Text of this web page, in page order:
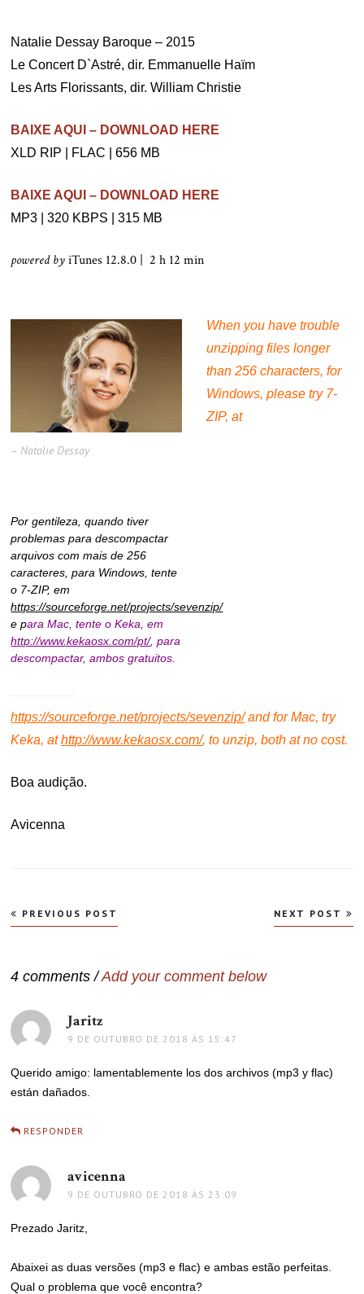
Natalie Dessay Baroque – 2015
Le Concert D`Astré, dir. Emmanuelle Haïm
Les Arts Florissants, dir. William Christie
BAIXE AQUI – DOWNLOAD HERE
XLD RIP | FLAC | 656 MB
BAIXE AQUI – DOWNLOAD HERE
MP3 | 320 KBPS | 315 MB
powered byiTunes 12.8.0 | 2 h 12 min
– Natalie Dessay
Por gentileza, quando tiver
problemas para descompactar
arquivos com mais de 256
caracteres, para Windows, tente
o 7-ZIP, em
https://sourceforge.net/projects/sevenzip/
e para Mac, tente o Keka, em
http://www.kekaosx.com/pt/, para
descompactar, ambos gratuitos.
When you have trouble
unzipping files longer
than 256 characters, for
Windows, please try 7-
ZIP, at
https://sourceforge.net/projects/sevenzip/and for Mac, try
Keka, athttp://www.kekaosx.com/, to unzip, both at no cost.
Boa audição.
Avicenna
Navegação
de
PREVIOUS POST NEXT POST
4 comments /Add your comment below
Jaritz
9 DE OUTUBRO DE 2018 ÀS 15:47
Querido amigo: lamentablemente los dos archivos (mp3 y flac)
están dañados.
RESPONDER
avicenna
9 DE OUTUBRO DE 2018 ÀS 23:09
Prezado Jaritz,
Abaixei as duas versões (mp3 e flac) e ambas estão perfeitas.
Qual o problema que você encontra?